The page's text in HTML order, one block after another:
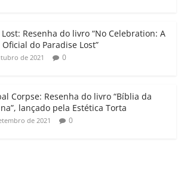
Resenha do livro “No Celebration: A
do Paradise Lost”
de 2021 0
Corpse: Resenha do livro “Bíblia da
lançado pela Estética Torta
de 2021 0